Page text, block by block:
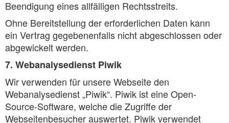
Beendigung eines allfälligen Rechtsstreits.
Ohne Bereitstellung der erforderlichen Daten kann
ein Vertrag gegebenenfalls nicht abgeschlossen oder
abgewickelt werden.
7. Webanalysedienst Piwik
Wir verwenden für unsere Webseite den
Webanalysedienst „Piwik“. Piwik ist eine Open-
Source-Software, welche die Zugriffe der
Webseitenbesucher auswertet. Piwik verwendet